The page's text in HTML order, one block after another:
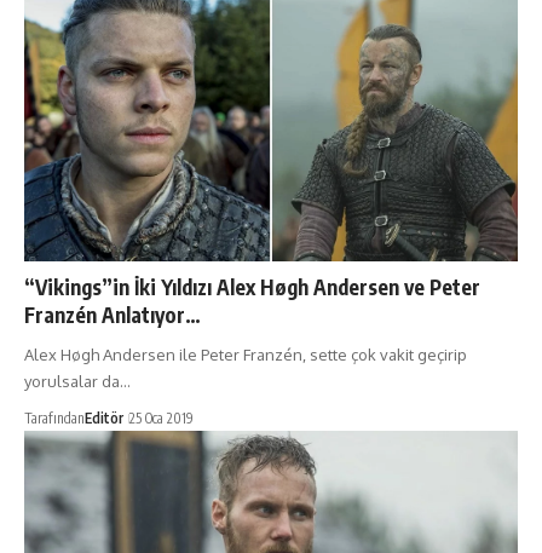
“Vikings”in İki Yıldızı Alex Høgh Andersen ve Peter
Franzén Anlatıyor…
Alex Høgh Andersen ile Peter Franzén, sette çok vakit geçirip
yorulsalar da…
TarafındanEditör 25 Oca 2019